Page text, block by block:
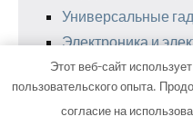
Универсальные
Электроника и
Этот веб-сайт
пользовательского опыта.
согласие на